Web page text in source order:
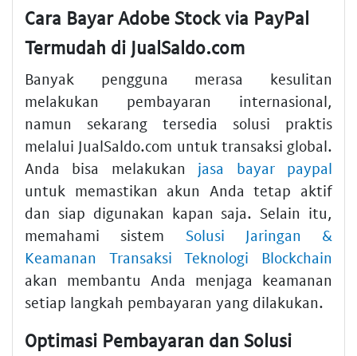
Cara Bayar Adobe Stock via PayPal
Termudah di JualSaldo.com
Banyak pengguna merasa kesulitan
melakukan pembayaran internasional,
namun sekarang tersedia solusi praktis
melalui JualSaldo.com untuk transaksi global.
Anda bisa melakukan jasa bayar paypal
untuk memastikan akun Anda tetap aktif
dan siap digunakan kapan saja. Selain itu,
memahami sistem Solusi Jaringan &
Keamanan Transaksi Teknologi Blockchain
akan membantu Anda menjaga keamanan
setiap langkah pembayaran yang dilakukan.
Optimasi Pembayaran dan Solusi